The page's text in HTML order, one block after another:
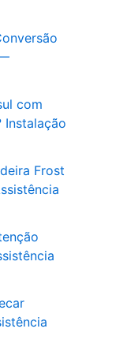
com
Instalação
Frost